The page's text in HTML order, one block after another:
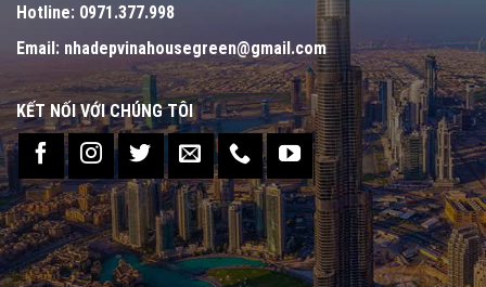
Hotline: 0971.377.998
Email: nhadepvinahousegreen@gmail.com
KẾT NỐI VỚI CHÚNG TÔI